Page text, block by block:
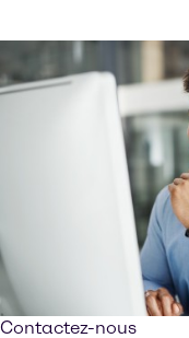
Contactez-nous